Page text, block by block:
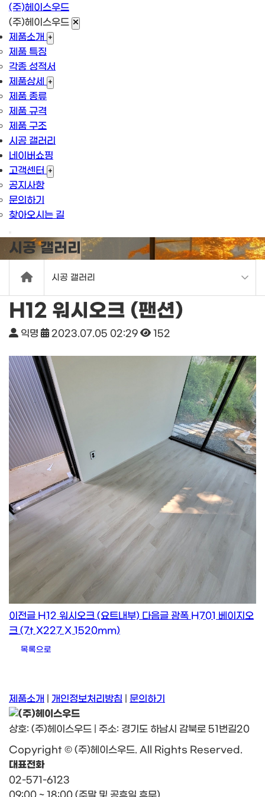
(주)헤이스우드
(주)헤이스우드
제품소개 +
제품 특징
각종 성적서
제품상세
+
제품 종류
제품 규격
제품 구조
시공 갤러리
네이버쇼핑
고객센터 +
공지사항
문의하기
찾아오시는 길
시공 갤러리
시공 갤러리
H12 워시오크 (팬션)
익명 2023.07.05 02:29 152
이전글 H12 워시오크 (요트내부) 다음글 광폭 H701 베이지오
크 (7t X227 X 1520mm)
목록으로
제품소개 개인정보처리방침 문의하기
상호: (주)헤이스우드 | 주소: 경기도 하남시 감북로 51번길20
Copyright © (주)헤이스우드. All Rights Reserved.
대표전화
02-571-6123